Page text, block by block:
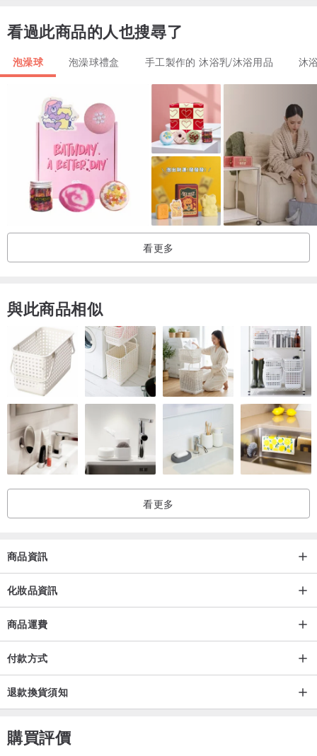
迷你泡澡炸彈三入組是送禮的絕佳選擇。無論是生日、節日、還是其
福。
####小巧體驗，大大享受
迷你版泡澡炸彈的設計非常適合小朋友使用，讓孩子在小型浴缸中也
能體驗泡澡的樂趣。此外，這款產品也非常適合那些對大尺寸泡澡炸
彈猶豫不決的客人，迷你版的價格更親民，讓您輕鬆體驗泡澡的美
與正常版泡澡球的大小區別如下圖
看過此商品的人也搜尋了
泡澡球 泡澡球禮盒 手工製作的 沐浴乳/沐浴用品 沐
看更多
與此商品相似
看更多
商品資訊
化妝品資訊
商品運費
付款方式
退款換貨須知
購買評價